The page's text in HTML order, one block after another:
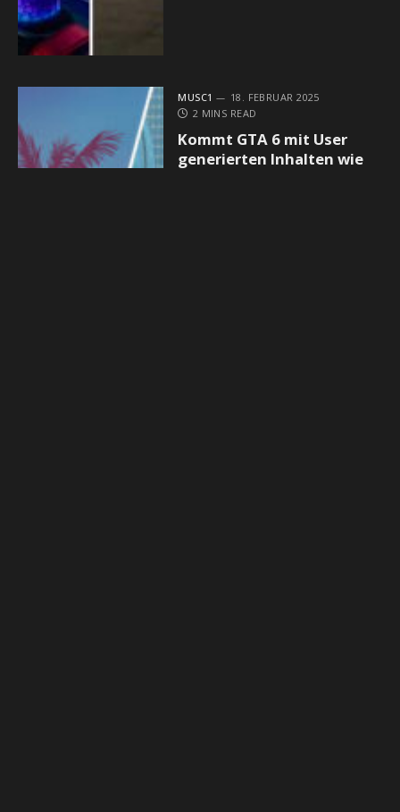
MUSC1
18. FEBRUAR 2025
2 MINS READ
Kommt GTA 6 mit User
generierten Inhalten wie